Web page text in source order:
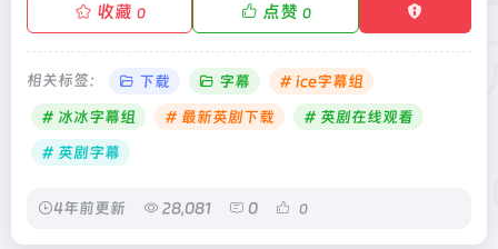
收藏 0 点赞 0
相关标签： 下载 字幕
# ice字幕组
# 冰冰字幕组
# 最新英剧下载
# 英剧在线观看
# 英剧字幕
4年前更新 28,081 0 0